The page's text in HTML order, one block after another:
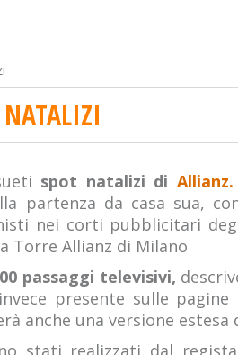
spot natalizi di Allianz.
partenza da casa sua,
nei corti pubblicitari
Torre Allianz di Milano
passaggi televisivi,
presente sulle pagine
anche una versione estesa
stati realizzati dal regista